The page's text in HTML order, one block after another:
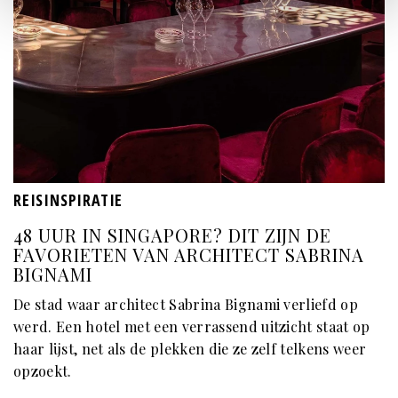
REISINSPIRATIE
48 UUR IN SINGAPORE? DIT ZIJN DE
FAVORIETEN VAN ARCHITECT SABRINA
BIGNAMI
De stad waar architect Sabrina Bignami verliefd op
werd. Een hotel met een verrassend uitzicht staat op
haar lijst, net als de plekken die ze zelf telkens weer
opzoekt.